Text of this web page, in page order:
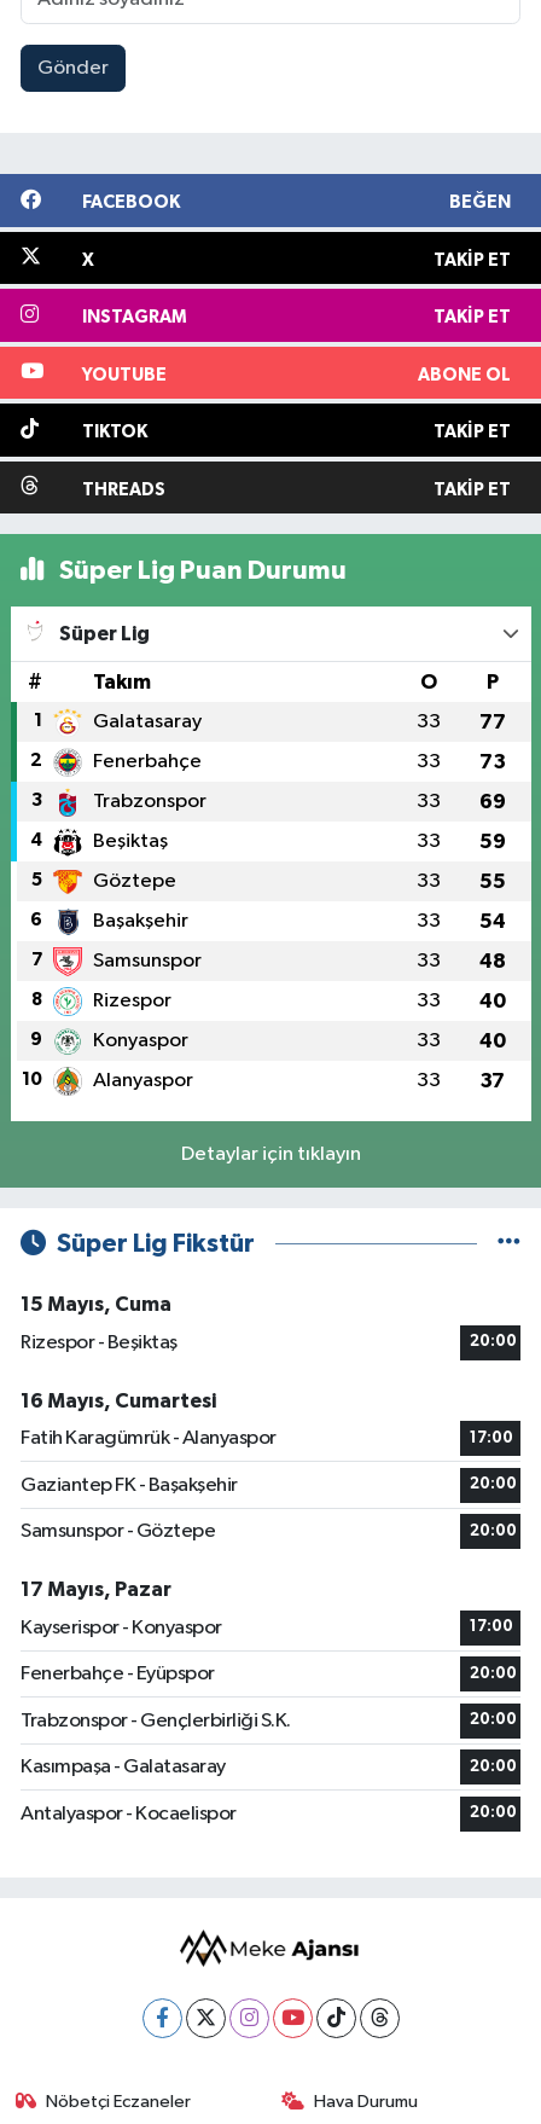
Gönder
FACEBOOK BEĞEN
X TAKIP ET
INSTAGRAM TAKIP ET
YOUTUBE ABONE OL
TIKTOK TAKIP ET
THREADS TAKIP ET
Süper Lig Puan Durumu
Süper Lig
# Takım O P
1 Galatasaray 33 77
2 Fenerbahçe 33 73
3 Trabzonspor 33 69
4 Beşiktaş 33 59
5 Göztepe 33 55
6 Başakşehir 33 54
7 Samsunspor 33 48
8 Rizespor 33 40
9 Konyaspor 33 40
10 Alanyaspor 33 37
Detaylar için tıklayın
Süper Lig Fikstür
15 Mayıs, Cuma
Rizespor - Beşiktaş
20:00
16 Mayıs, Cumartesi
Fatih Karagümrük - Alanyaspor
17:00
Gaziantep FK - Başakşehir 20:00
Samsunspor - Göztepe 20:00
17 Mayıs, Pazar
Kayserispor - Konyaspor
17:00
Fenerbahçe - Eyüpspor 20:00
Trabzonspor - Gençlerbirliği S.K. 20:00
Kasımpaşa - Galatasaray 20:00
Antalyaspor - Kocaelispor 20:00
Nöbetçi Eczaneler Hava Durumu